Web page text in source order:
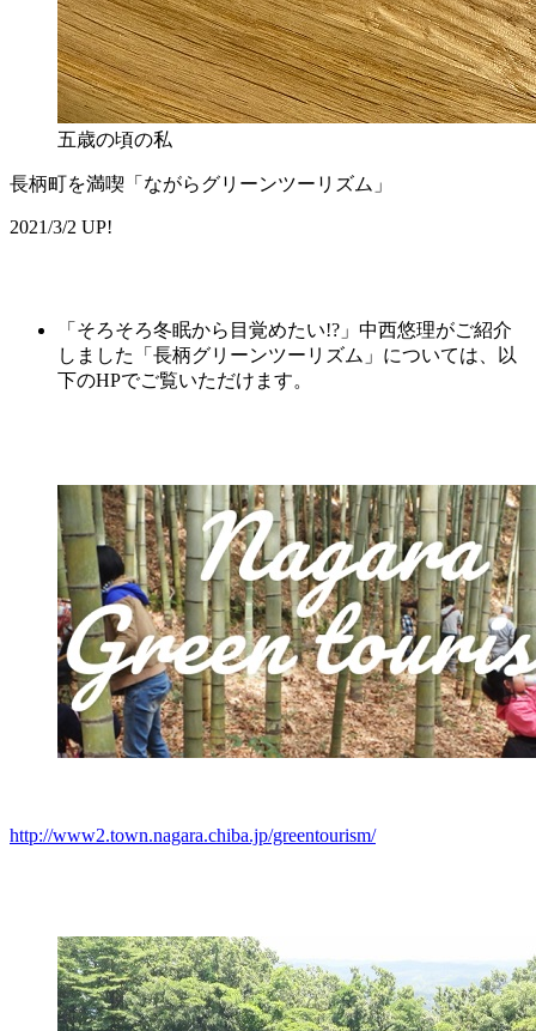
五歳の頃の私
長柄町を満喫「ながらグリーンツーリズム」
2021/3/2 UP!
「そろそろ冬眠から目覚めたい!?」中西悠理がご紹介
しました「長柄グリーンツーリズム」については、以
下のHPでご覧いただけます。
http://www2.town.nagara.chiba.jp/greentourism/